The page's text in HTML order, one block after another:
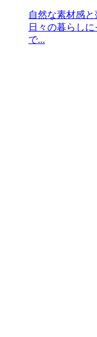
自然な素材感と
日々の暮らし
で...